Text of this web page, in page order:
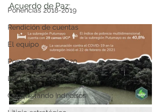
Ponencias 2018-2019
Rendición de cuentas
El equipo
Ponencias 2019-2020
Lucha Anticorrupción
Conquistando Indecisos
Acuerdo de Paz: